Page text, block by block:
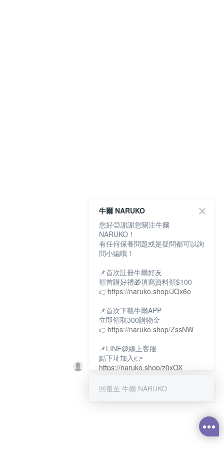
牛爾 NARUKO
您好😊謝謝您關注牛爾
NARUKO！
有任何保養問題或是疑問都可以詢
問小編哦！
📌首次註冊牛爾好友
領首購好禮🎁填寫資料領$100
👉https://naruko.shop/JQx6o
📌首次下載牛爾APP
立即領取300購物金
👉https://naruko.shop/ZssNW
📌LINE@線上客服
點下址加入👉
https://naruko.shop/z0xOX
📌電話客服：02-26581707
回覆至 牛爾 NARUKO